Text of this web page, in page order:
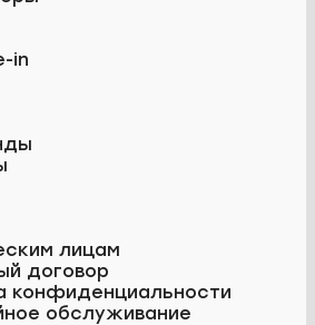
in
лицам
договор
конфиденциальности
обслуживание